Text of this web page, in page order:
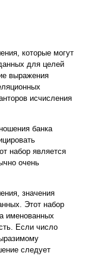
которые могут
для целей
выражения
исчисления
банка
набор является
очень
значения
Этот набор
именованных
Если число
следует